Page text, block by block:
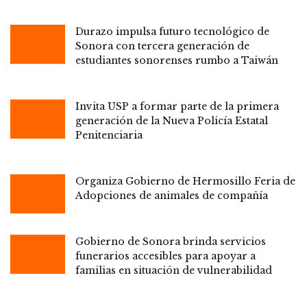
Durazo impulsa futuro tecnológico de
Sonora con tercera generación de
estudiantes sonorenses rumbo a Taiwán
Invita USP a formar parte de la primera
generación de la Nueva Policía Estatal
Penitenciaria
Organiza Gobierno de Hermosillo Feria de
Adopciones de animales de compañía
Gobierno de Sonora brinda servicios
funerarios accesibles para apoyar a
familias en situación de vulnerabilidad